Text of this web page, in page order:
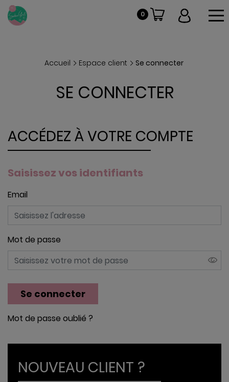
0
Accueil Espace client Se connecter
SE CONNECTER
ACCÉDEZ À VOTRE COMPTE
Saisissez vos identifiants
Email
Mot de passe
Se connecter
Mot de passe oublié
NOUVEAU CLIENT ?